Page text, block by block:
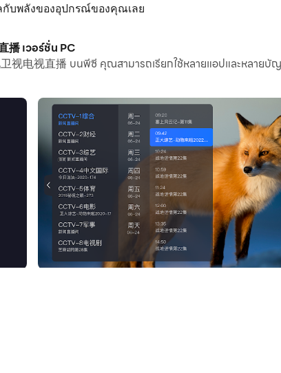
บพลังของอุปกรณ์ของคุณเลย
ใช้แอปพลิเคชันและบัญชีหลายรายการบนพีซีของคุณได้
ล์เป็นเรื่องง่ายมาก
ช้บนพีซีของคุณ เพลิดเพลินไปกับหน้าจอขนาดใหญ่และคุณ
พัฒนาโดย TV Home ซึ่งให้บริการถ่ายทอดสดสำหรับภูมิภา
3.0 ได้ทั่วโลก
สนใจกับเหตุการณ์ปัจจุบันในที่ต่างๆ รวมถึงข่าว CCTV แ
播 เวอร์ชั่น PC
卫视电视直播 บนพีซี คุณสามารถเรียกใช้หลายแอปและหลา